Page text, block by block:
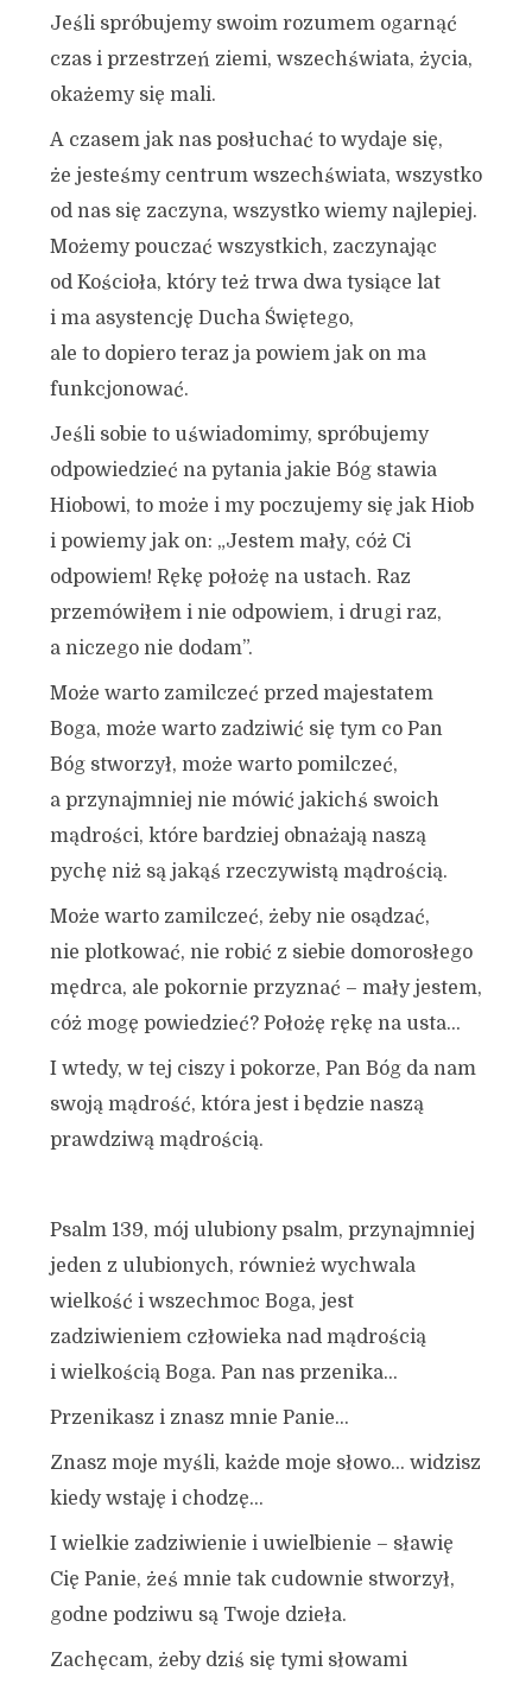
Jeśli spróbujemy swoim rozumem ogarnąć
czas i przestrzeń ziemi, wszechświata, życia,
okażemy się mali.
A czasem jak nas posłuchać to wydaje się,
że jesteśmy centrum wszechświata, wszystko
od nas się zaczyna, wszystko wiemy najlepiej.
Możemy pouczać wszystkich, zaczynając
od Kościoła, który też trwa dwa tysiące lat
i ma asystencję Ducha Świętego,
ale to dopiero teraz ja powiem jak on ma
funkcjonować.
Jeśli sobie to uświadomimy, spróbujemy
odpowiedzieć na pytania jakie Bóg stawia
Hiobowi, to może i my poczujemy się jak Hiob
i powiemy jak on: „Jestem mały, cóż Ci
odpowiem! Rękę położę na ustach. Raz
przemówiłem i nie odpowiem, i drugi raz,
a niczego nie dodam”.
Może warto zamilczeć przed majestatem
Boga, może warto zadziwić się tym co Pan
Bóg stworzył, może warto pomilczeć,
a przynajmniej nie mówić jakichś swoich
mądrości, które bardziej obnażają naszą
pychę niż są jakąś rzeczywistą mądrością.
Może warto zamilczeć, żeby nie osądzać,
nie plotkować, nie robić z siebie domorosłego
mędrca, ale pokornie przyznać – mały jestem,
cóż mogę powiedzieć? Położę rękę na usta…
I wtedy, w tej ciszy i pokorze, Pan Bóg da nam
swoją mądrość, która jest i będzie naszą
prawdziwą mądrością.
Psalm 139, mój ulubiony psalm, przynajmniej
jeden z ulubionych, również wychwala
wielkość i wszechmoc Boga, jest
zadziwieniem człowieka nad mądrością
i wielkością Boga. Pan nas przenika…
Przenikasz i znasz mnie Panie…
Znasz moje myśli, każde moje słowo… widzisz
kiedy wstaję i chodzę…
I wielkie zadziwienie i uwielbienie – sławię
Cię Panie, żeś mnie tak cudownie stworzył,
godne podziwu są Twoje dzieła.
Zachęcam, żeby dziś się tymi słowami